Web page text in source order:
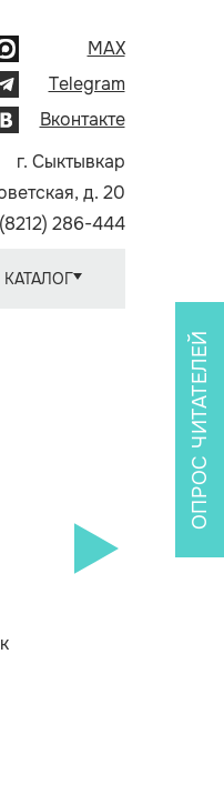
MAX
Telegram
Вконтакте
г. Сыктывкар
д. 20
286-444
ОПРОС ЧИТАТЕЛЕЙ